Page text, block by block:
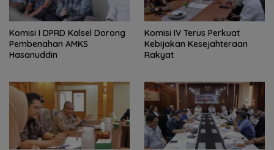
Komisi I DPRD Kalsel Dorong
Pembenahan AMKS
Hasanuddin
Komisi IV Terus Perkuat
Kebijakan Kesejahteraan
Rakyat